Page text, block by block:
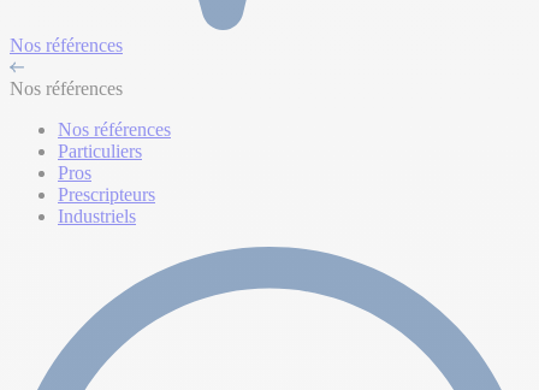
Nos références
Nos références
Nos références
Particuliers
Pros
Prescripteurs
Industriels